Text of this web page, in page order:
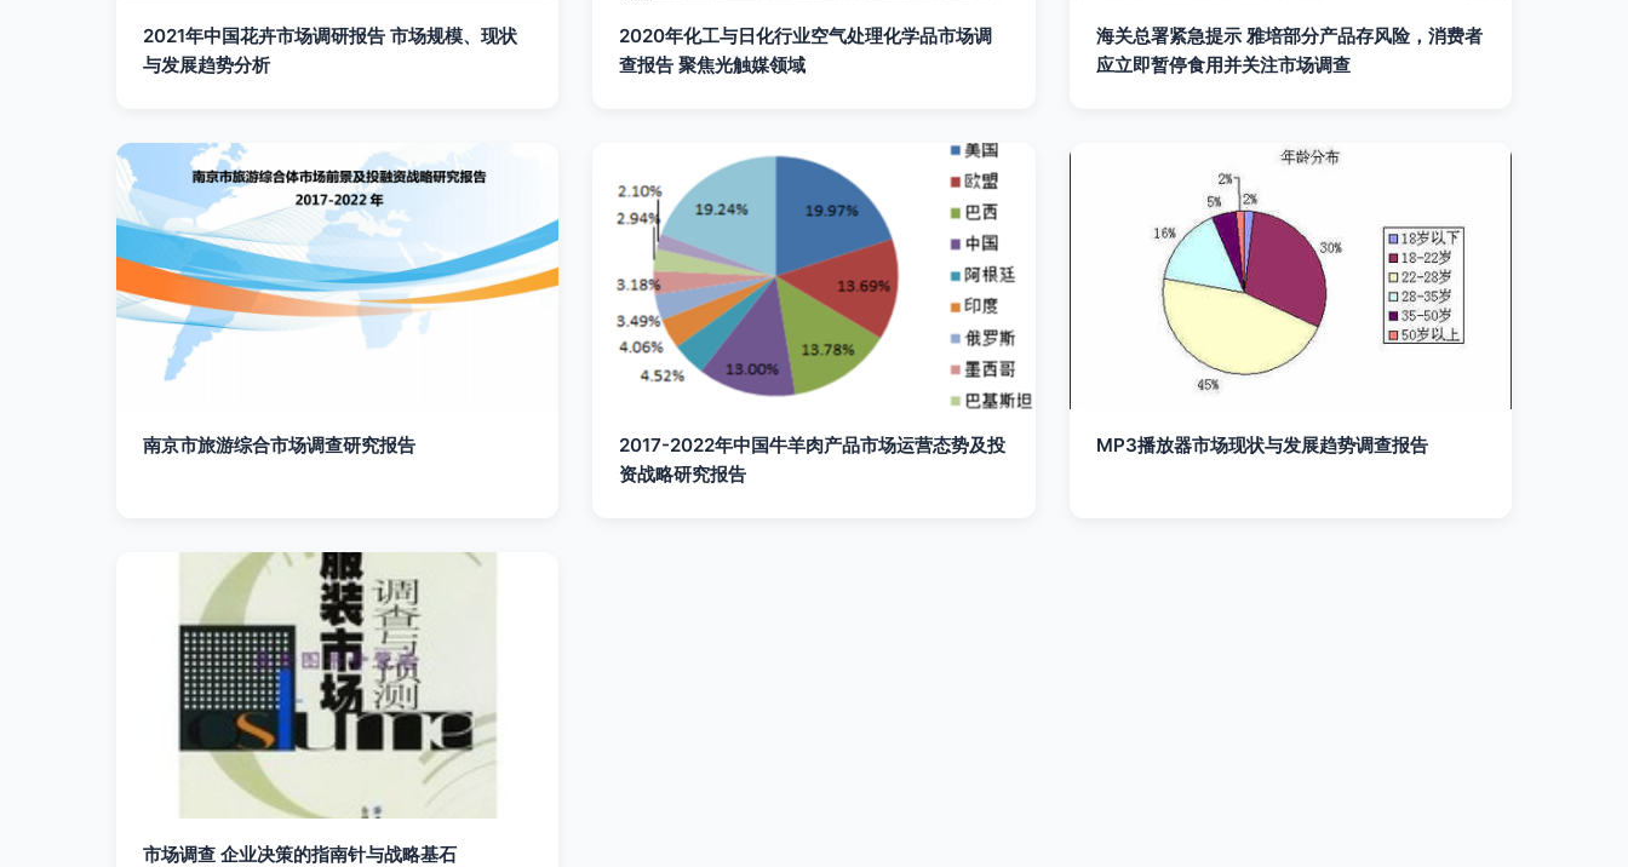
2021年中国花卉市场调研报告 市场规模、现状
与发展趋势分析
2020年化工与日化行业空气处理化学品市场调
查报告 聚焦光触媒领域
海关总署紧急提示 雅培部分产品存风险，消费者
应立即暂停食用并关注市场调查
南京市旅游综合市场调查研究报告
2017-2022年中国牛羊肉产品市场运营态势及投
资战略研究报告
MP3播放器市场现状与发展趋势调查报告
市场调查 企业决策的指南针与战略基石